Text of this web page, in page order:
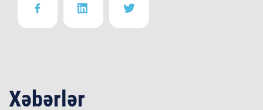
Xəbərlər